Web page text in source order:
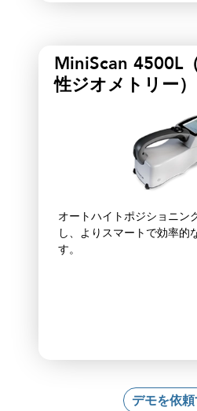
MiniScan 4500L
性ジオメトリー）
オートハイトポジショニン
し、よりスマートで効率的
す。
デモを依